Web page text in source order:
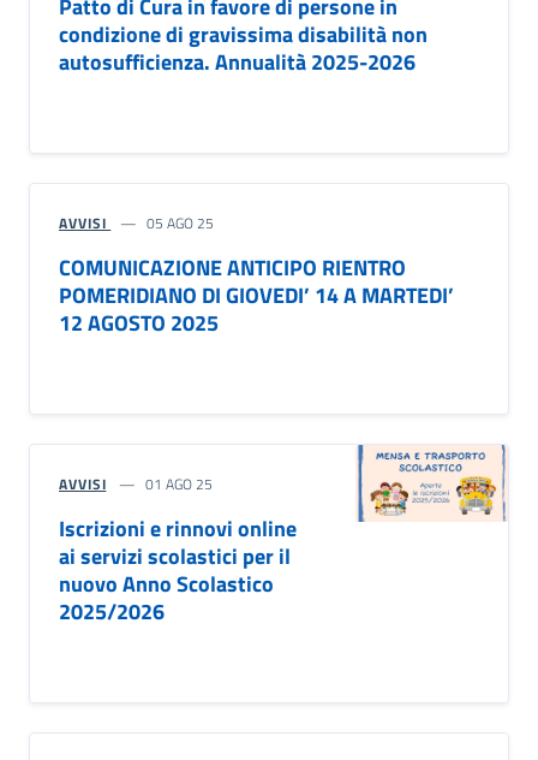
Patto di Cura in favore di persone in
condizione di gravissima disabilità non
autosufficienza. Annualità 2025-2026
AVVISI 05 AGO 25
COMUNICAZIONE ANTICIPO RIENTRO
POMERIDIANO DI GIOVEDI’ 14 A MARTEDI’
12 AGOSTO 2025
AVVISI 01 AGO 25
Iscrizioni e rinnovi online
ai servizi scolastici per il
nuovo Anno Scolastico
2025/2026